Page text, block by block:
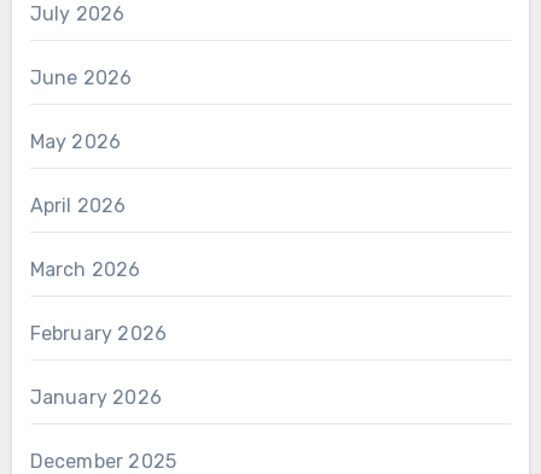
July 2026
June 2026
May 2026
April 2026
March 2026
February 2026
January 2026
December 2025